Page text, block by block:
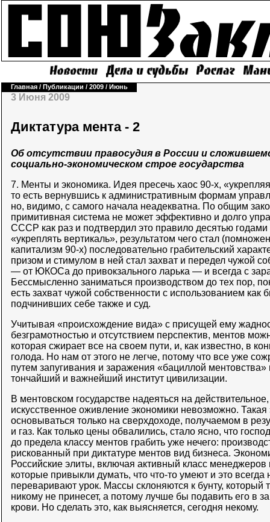
Главная / Публикации / 2009 / Июнь
3 Июня 2009
Диктатура мента - 2
Об отсутствии правосудия в России и
социально-экономическом строе государства
7. Менты и экономика. Идея пресечь хаос 90-х,
то есть вернувшись к административным формам
но, видимо, с самого начала неадекватна. По общим
примитивная система не может эффективно и долго
СССР как раз и подтвердил это правило десятью
«укреплять вертикаль», результатом чего стал
капитализм 90-х) последовательно грабительский
призом и стимулом в ней стал захват и передел чужой
— от ЮКОСа до привокзального ларька — и всегда с
Бессмысленно заниматься производством до тех пор,
есть захват чужой собственности с использованием как
подчинивших себе также и суд.
Учитывая «происхождение вида» с присущей ему
безграмотностью и отсутствием перспектив, ментов
которая сжирает все на своем пути, и, как известно, в
голода. Но нам от этого не легче, потому что все уже
путем запугивания и заражения «бациллой ментовства»
тончайший и важнейший институт цивилизации.
В ментовском государстве надеяться на
искусственное оживление экономики невозможно. Такая
основываться только на сверхдоходе, получаемом в
и газ. Как только цены обвалились, стало ясно, что
до предела классу ментов грабить уже нечего:
рискованный при диктатуре ментов вид бизнеса.
Российские элиты, включая активный класс менеджеров
которые привыкли думать, что что-то умеют и это всегда
переваривают урок. Массы склоняются к бунту, который
никому не принесет, а потому лучше бы подавить его в
крови. Но сделать это, как выясняется, сегодня некому.